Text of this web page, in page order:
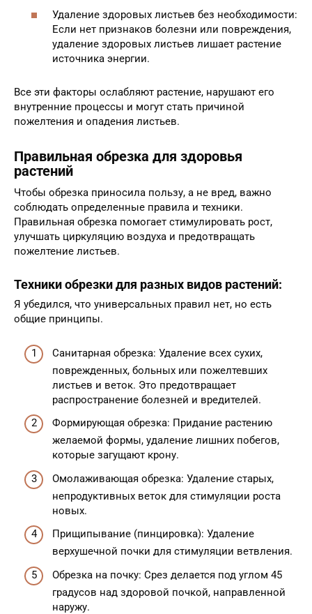
Удаление здоровых листьев без необходимости:
Если нет признаков болезни или повреждения,
удаление здоровых листьев лишает растение
источника энергии.
Все эти факторы ослабляют растение, нарушают его
внутренние процессы и могут стать причиной
пожелтения и опадения листьев.
Правильная обрезка для здоровья
растений
Чтобы обрезка приносила пользу, а не вред, важно
соблюдать определенные правила и техники.
Правильная обрезка помогает стимулировать рост,
улучшать циркуляцию воздуха и предотвращать
пожелтение листьев.
Техники обрезки для разных видов растений:
Я убедился, что универсальных правил нет, но есть
общие принципы.
Санитарная обрезка: Удаление всех сухих,
поврежденных, больных или пожелтевших
листьев и веток. Это предотвращает
распространение болезней и вредителей.
Формирующая обрезка: Придание растению
желаемой формы, удаление лишних побегов,
которые загущают крону.
Омолаживающая обрезка: Удаление старых,
непродуктивных веток для стимуляции роста
новых.
Прищипывание (пинцировка): Удаление
верхушечной почки для стимуляции ветвления.
Обрезка на почку: Срез делается под углом 45
градусов над здоровой почкой, направленной
наружу.